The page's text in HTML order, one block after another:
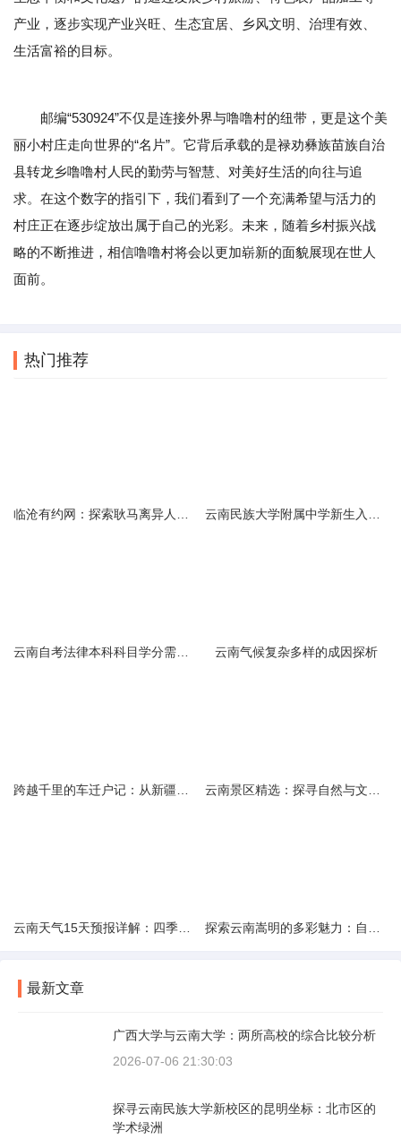
产业，逐步实现产业兴旺、生态宜居、乡风文明、治理有效、
生活富裕的目标。
邮编“530924”不仅是连接外界与噜噜村的纽带，更是这个美
丽小村庄走向世界的“名片”。它背后承载的是禄劝彝族苗族自治
县转龙乡噜噜村人民的勤劳与智慧、对美好生活的向往与追
求。在这个数字的指引下，我们看到了一个充满希望与活力的
村庄正在逐步绽放出属于自己的光彩。未来，随着乡村振兴战
略的不断推进，相信噜噜村将会以更加崭新的面貌展现在世人
面前。
热门推荐
云南气候复杂多样的成因探析
最新文章
广西大学与云南大学：两所高校的综合比较分析
2026-07-06 21:30:03
探寻云南民族大学新校区的昆明坐标：北市区的
学术绿洲